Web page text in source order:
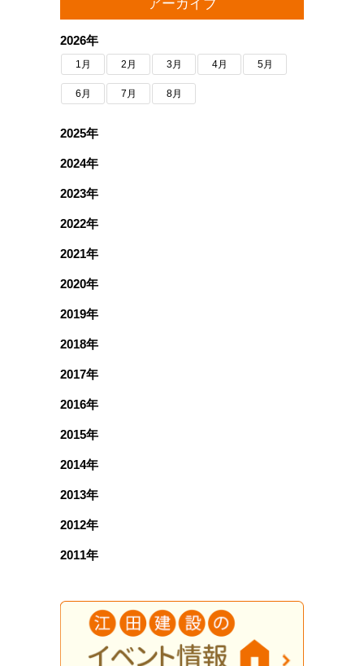
アーカイブ
2026年
1月 2月 3月 4月 5月
6月 7月 8月
2025年
2024年
2023年
2022年
2021年
2020年
2019年
2018年
2017年
2016年
2015年
2014年
2013年
2012年
2011年